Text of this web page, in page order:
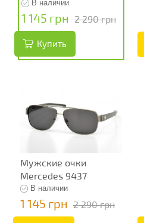
В наличии
1 145 грн 2 290 грн
Купить
Мужские очки
Mercedes 9437
В наличии
1 145 грн 2 290 грн